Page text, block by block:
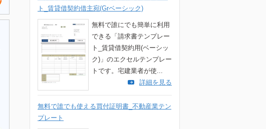
ト_賃貸借契約借主宛(Grベーシック)
無料で誰にでも簡単に利用
できる「請求書テンプレー
ト_賃貸借契約用(ベーシッ
ク)」のエクセルテンプレー
トです。宅建業者が使...
詳細を見る
無料で誰でも使える買付証明書_不動産業テン
プレート